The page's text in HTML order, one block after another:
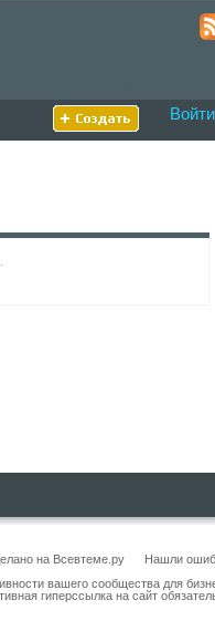
Войти
на Всевтеме.ру
Нашли
вашего сообщества для
гиперссылка на сайт